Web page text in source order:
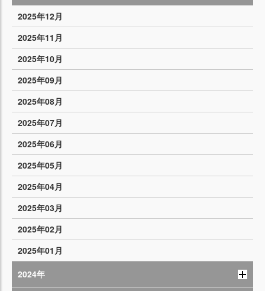
2025年12月
2025年11月
2025年10月
2025年09月
2025年08月
2025年07月
2025年06月
2025年05月
2025年04月
2025年03月
2025年02月
2025年01月
2024年